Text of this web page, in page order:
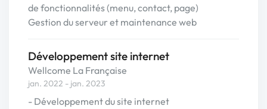
de fonctionnalités (menu, contact, page)
Gestion du serveur et maintenance web
Développement site internet
Wellcome La Française
jan. 2022 - jan. 2023
- Développement du site internet